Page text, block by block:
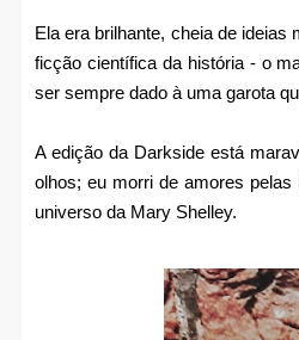
Ela era brilhante, cheia de
ficção científica da história - o
ser sempre dado à uma garota
A edição da Darkside está
olhos; eu morri de amores
universo da Mary Shelley.